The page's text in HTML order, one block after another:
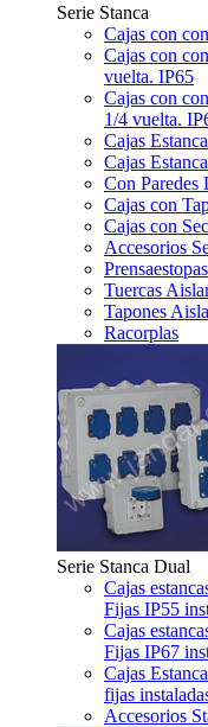
Serie Stanca
Cajas con
Cajas con
vuelta. IP65
Cajas con
1/4 vuelta.
Cajas
Cajas
Con Paredes
Cajas con
Cajas con
Accesorios
Prensaestopas
Tuercas
Tapones
Racorplas
Serie Stanca Dual
Cajas
Fijas IP55
Cajas
Fijas IP67
Cajas
fijas
Accesorios